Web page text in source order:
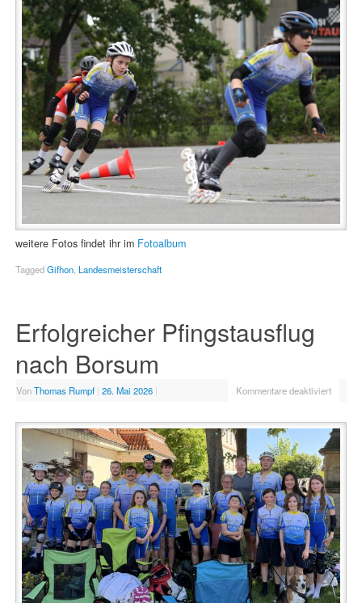
weitere Fotos findet ihr im Fotoalbum
TaggedGifhon, Landesmeisterschaft
Erfolgreicher Pfingstausflug
nach Borsum
VonThomas Rumpf | 26. Mai 2026 | Kommentare deaktiviert